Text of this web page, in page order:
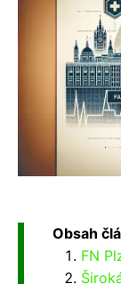
Obsah
FN